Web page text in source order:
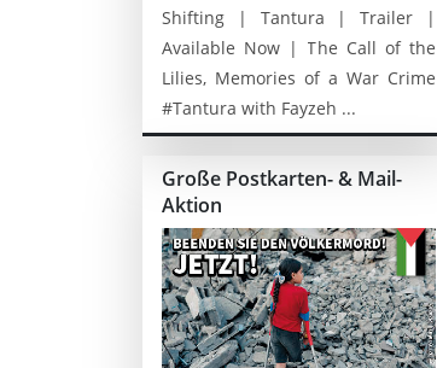
Shifting | Tantura | Trailer |
Available Now | The Call of the
Lilies, Memories of a War Crime
#Tantura with Fayzeh ...
Große Postkarten- & Mail-
Aktion